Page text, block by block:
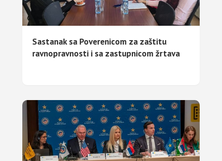
Sastanak sa Poverenicom za zaštitu
ravnopravnosti i sa zastupnicom žrtava